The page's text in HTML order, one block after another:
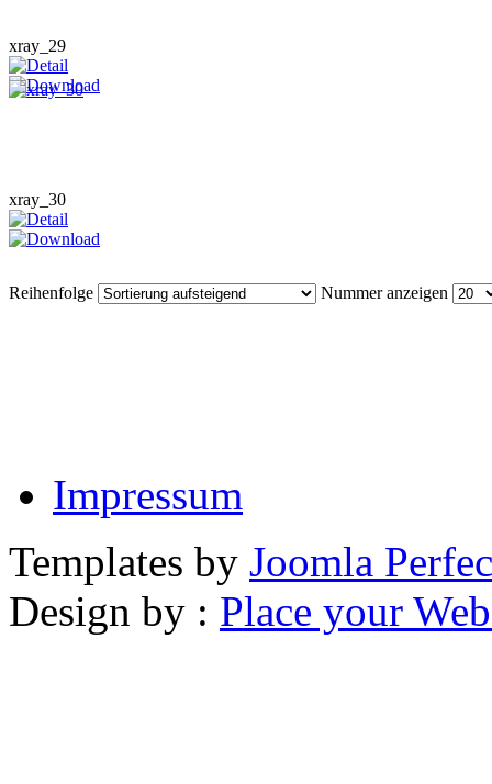
xray_29
xray_30
Reihenfolge Nummer anzeigen
Impressum
Templates by Joomla
Design by : Place your